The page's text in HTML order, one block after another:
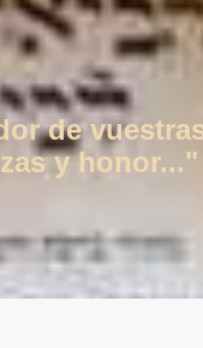
de
y honor..."